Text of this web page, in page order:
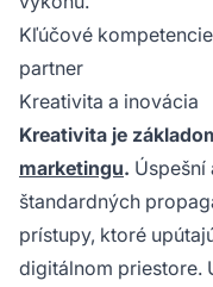
Kľúčové
partner
Kreativita a inovácia
Kreativita je
marketingu. Úspešní
štandardných
prístupy, ktoré
digitálnom priestore.